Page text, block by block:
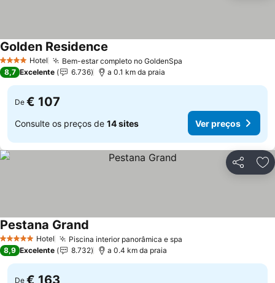
4 EstrelasHotel Bem-estar completo no GoldenSpa
Golden Residence
8,7 Excelente 6.736 a 0.1 km da praia
De € 107
Consulte os preços de 14 sites Ver preços
Partilhar
5 Estrelas Hotel Piscina interior panorâmica e spa
Pestana Grand
8,9 Excelente 8.732 a 0.4 km da praia
De € 163